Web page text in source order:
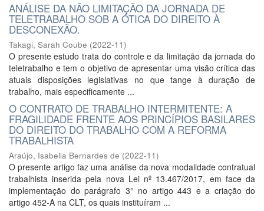
ANÁLISE DA NÃO LIMITAÇÃO DA JORNADA DE
TELETRABALHO SOB A ÓTICA DO DIREITO À
DESCONEXÃO.
Takagi, Sarah Coube (2022-11)
O presente estudo trata do controle e da limitação da jornada do
teletrabalho e tem o objetivo de apresentar uma visão crítica das
atuais disposições legislativas no que tange à duração de
trabalho, mais especificamente ...
O CONTRATO DE TRABALHO INTERMITENTE: A
FRAGILIDADE FRENTE AOS PRINCÍPIOS BASILARES
DO DIREITO DO TRABALHO COM A REFORMA
TRABALHISTA
Araújo, Isabella Bernardes de (2022-11)
O presente artigo faz uma análise da nova modalidade contratual
trabalhista inserida pela nova Lei nº 13.467/2017, em face da
implementação do parágrafo 3° no artigo 443 e a criação do
artigo 452-A na CLT, os quais instituíram ...